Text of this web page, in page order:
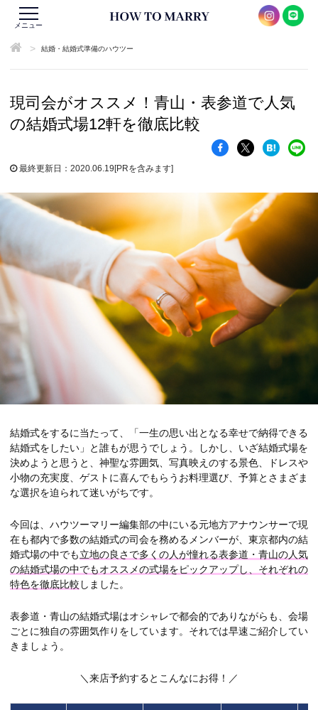
メニュー
> 結婚・結婚式準備のハウツー
現司会がオススメ！青山・表参道で人気
の結婚式場12軒を徹底比較
最終更新日：2020.06.19[PRを含みます]
結婚式をするに当たって、「一生の思い出となる幸せで納得できる
結婚式をしたい」と誰もが思うでしょう。しかし、いざ結婚式場を
決めようと思うと、神聖な雰囲気、写真映えのする景色、ドレスや
小物の充実度、ゲストに喜んでもらうお料理選び、予算とさまざま
な選択を迫られて迷いがちです。
今回は、ハウツーマリー編集部の中にいる元地方アナウンサーで現
在も都内で多数の結婚式の司会を務めるメンバーが、東京都内の結
婚式場の中でも立地の良さで多くの人が憧れる表参道・青山の人気
の結婚式場の中でもオススメの式場をピックアップし、それぞれの
特色を徹底比較 しました。
表参道・青山の結婚式場はオシャレで都会的でありながらも、会場
ごとに独自の雰囲気作りをしています。それでは早速ご紹介してい
きましょう。
＼来店予約するとこんなにお得！／